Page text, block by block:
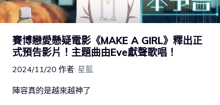
賽博戀愛懸疑電影《MAKE A GIRL》釋出正
式預告影片！主題曲由Eve獻聲歌唱！
2024/11/20 作者: 星藍
陣容真的是越來越神了